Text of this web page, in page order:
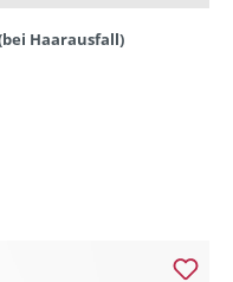
Haarausfall)